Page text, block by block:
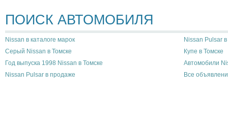
ПОИСК АВТОМОБИЛЯ
Nissan в каталоге марок
Nissan Pulsar
Серый Nissan в Томске
Купе в Томске
Год выпуска 1998 Nissan в Томске
Автомобили
Nissan Pulsar в продаже
Все